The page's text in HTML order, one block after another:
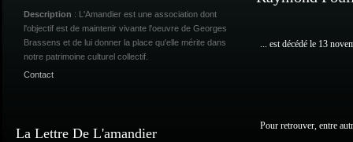
Description : L'Amandier est une association dont
l'objectif est de maintenir vivante l'oeuvre de Georges
Brassens et de lui donner la place qu'elle mérite dans
notre patrimoine culturel collectif.
Contact
La Lettre De L'amandier
... est décédé le 13
Pour retrouver, entre